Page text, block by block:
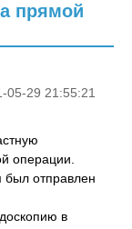
прямой
05-29 21:55:21
операции.
был отправлен
в